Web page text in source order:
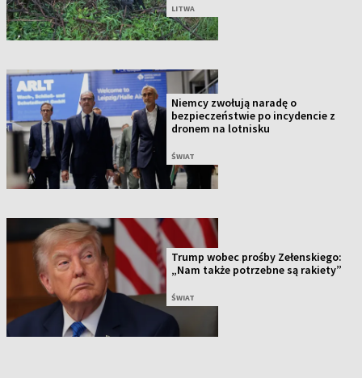
LITWA
Niemcy zwołują naradę o
bezpieczeństwie po incydencie z
dronem na lotnisku
ŚWIAT
Trump wobec prośby Zełenskiego:
„Nam także potrzebne są rakiety”
ŚWIAT